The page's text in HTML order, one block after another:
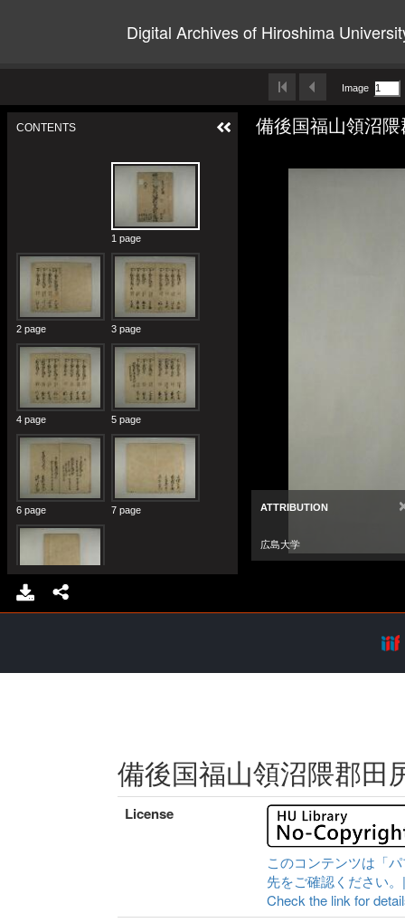
Digital Archives of Hiroshima
備後国福山領沼隈郡田
License
このコンテンツは「
先をご確認ください
Check the link for